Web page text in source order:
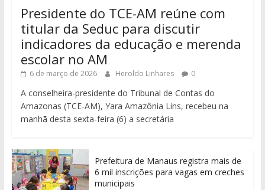
Presidente do TCE-AM reúne com
titular da Seduc para discutir
indicadores da educação e merenda
escolar no AM
6 de março de 2026 Heroldo Linhares 0
A conselheira-presidente do Tribunal de Contas do
Amazonas (TCE-AM), Yara Amazônia Lins, recebeu na
manhã desta sexta-feira (6) a secretária
Prefeitura de Manaus registra mais de
6 mil inscrições para vagas em creches
municipais